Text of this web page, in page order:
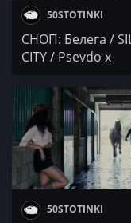
50STOTINKI
СНОП: Белега /
CITY / Psevdo x
Avera
50STOTINKI